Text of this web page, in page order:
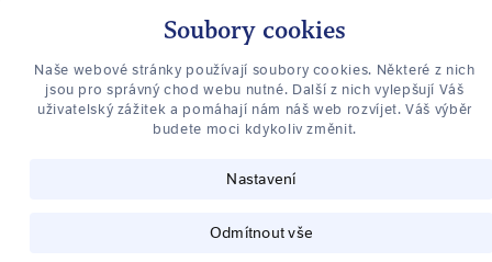
O vaše práva zaměstnance se stará Advokátní kancelář Ing. Mgr.
Ladislav Šmarda, se sídlem v Olomouci a Praze, ČAK 18060
Nenechte si uniknout nic důležitého
Přihlaste se k odběru novinek
Soubory cookies
Naše webové stránky používají soubory cookies. Některé z nich
jsou pro správný chod webu nutné. Další z nich vylepšují Váš
uživatelský zážitek a pomáhají nám náš web rozvíjet. Váš výběr
budete moci kdykoliv změnit.
Nastavení
Odmítnout vše